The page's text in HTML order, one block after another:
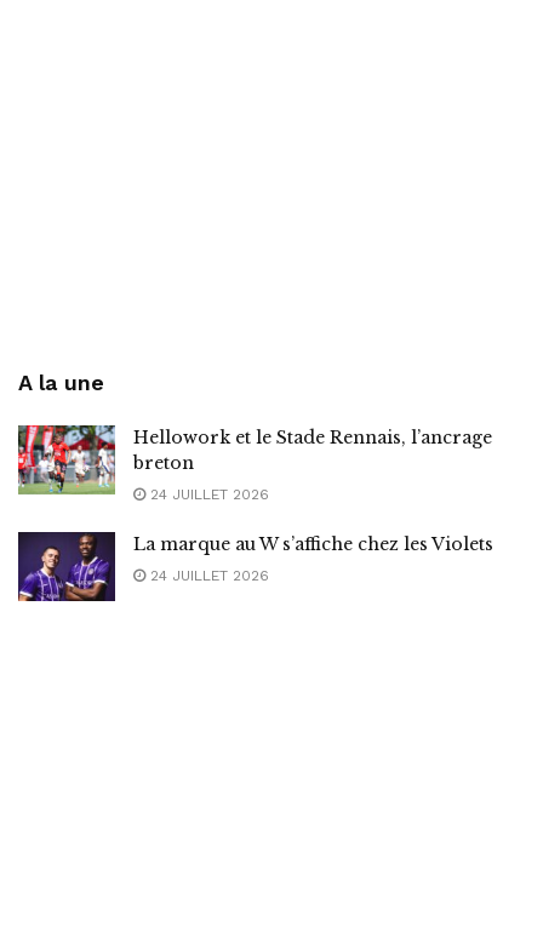
A la une
Hellowork et le Stade Rennais, l’ancrage
breton
24 JUILLET 2026
La marque au W s’affiche chez les Violets
24 JUILLET 2026